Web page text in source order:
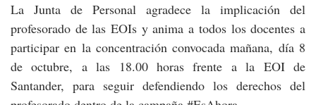
La Junta de Personal agradece la implicación del
profesorado de las EOIs y anima a todos los docentes a
participar en la concentración convocada mañana, día 8
de octubre, a las 18.00 horas frente a la EOI de
Santander, para seguir defendiendo los derechos del